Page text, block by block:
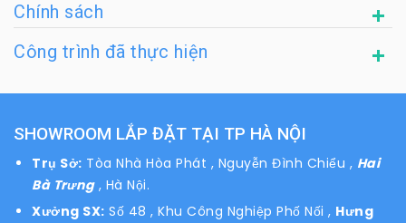
Chính sách
Công trình đã thực hiện
SHOWROOM LẮP ĐẶT TẠI TP HÀ NỘI
Trụ Sở: Tòa Nhà Hòa Phát , Nguyễn Đình Chiểu , Hai
Bà Trưng, Hà Nội.
Xưởng SX: Số 48 , Khu Công Nghiệp Phố Nối , Hưng